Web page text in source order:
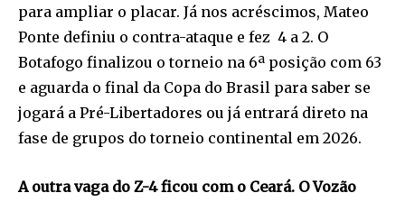
para ampliar o placar. Já nos acréscimos, Mateo
Ponte definiu o contra-ataque e fez 4 a 2. O
Botafogo finalizou o torneio na 6ª posição com 63
e aguarda o final da Copa do Brasil para saber se
jogará a Pré-Libertadores ou já entrará direto na
fase de grupos do torneio continental em 2026.
A outra vaga do Z-4 ficou com o Ceará. O Vozão